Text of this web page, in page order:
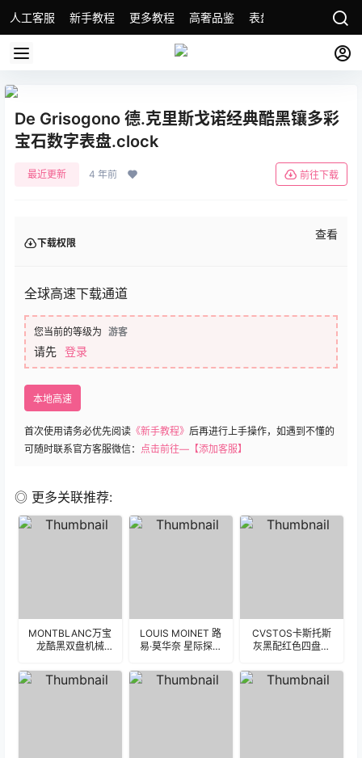
人工客服 新手教程 更多教程 高奢品鉴 表盘精选 名表故事
De Grisogono 德.克里斯戈诺经典酷黑镶多彩
宝石数字表盘.clock
最近更新 4 年前 前往下载
下载权限
查看
全球高速下载通道
您当前的等级为 游客
请先 登录
本地高速
首次使用请务必优先阅读 《新手教程》 后再进行上手操作，如遇到不懂的
可随时联系官方客服微信： 点击前往—【添加客服】
◎ 更多关联推荐:
MONTBLANC万宝
龙酷黑双盘机械
LOUIS MOINET 路
易·莫华奈 星际探索
表盘.clock
CVSTOS卡斯托斯
灰黑配红色四盘机